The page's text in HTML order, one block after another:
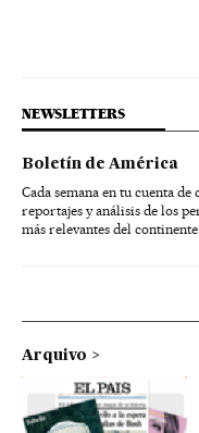
NEWSLETTERS
Boletín de América
Cada semana en tu cuenta
reportajes y análisis de los
más relevantes del continente.
Arquivo